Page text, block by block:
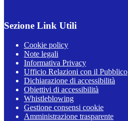
Sezione Link Utili
Cookie policy
Note legali
Informativa Privacy
Ufficio Relazioni con il Pubblico
Dichiarazione di accessibilità
Obiettivi di accessibilità
Whistleblowing
Gestione consensi cookie
Amministrazione trasparente